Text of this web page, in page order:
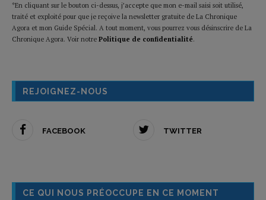
*En cliquant sur le bouton ci-dessus, j’accepte que mon e-mail saisi soit utilisé,
traité et exploité pour que je reçoive la newsletter gratuite de La Chronique
Agora et mon Guide Spécial. A tout moment, vous pourrez vous désinscrire de La
Chronique Agora. Voir notre Politique de confidentialité.
REJOIGNEZ-NOUS
FACEBOOK TWITTER
CE QUI NOUS PRÉOCCUPE EN CE MOMENT